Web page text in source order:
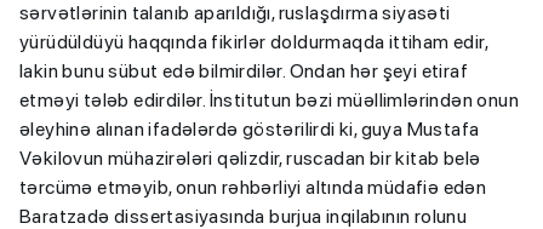
sərvətlərinin talanıb aparıldığı, ruslaşdırma siyasəti
yürüdüldüyü haqqında fikirlər doldurmaqda ittiham edir,
lakin bunu sübut edə bilmirdilər. Ondan hər şeyi etiraf
etməyi tələb edirdilər. İnstitutun bəzi müəllimlərindən onun
əleyhinə alınan ifadələrdə göstərilirdi ki, guya Mustafa
Vəkilovun mühazirələri qəlizdir, ruscadan bir kitab belə
tərcümə etməyib, onun rəhbərliyi altında müdafiə edən
Baratzadə dissertasiyasında burjua inqilabının rolunu